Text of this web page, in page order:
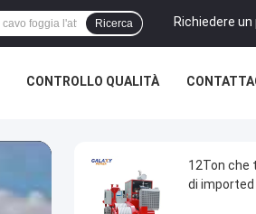
Richiedere
Ricerca
CONTROLLO QUALITÀ
12Ton che
di